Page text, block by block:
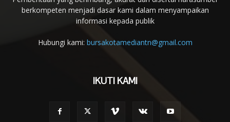
berkompeten menjadi dasar kami dalam menyampaikan
informasi kepada publik
Hubungi kami: bursakotamediantn@gmail.com
IKUTI KAMI